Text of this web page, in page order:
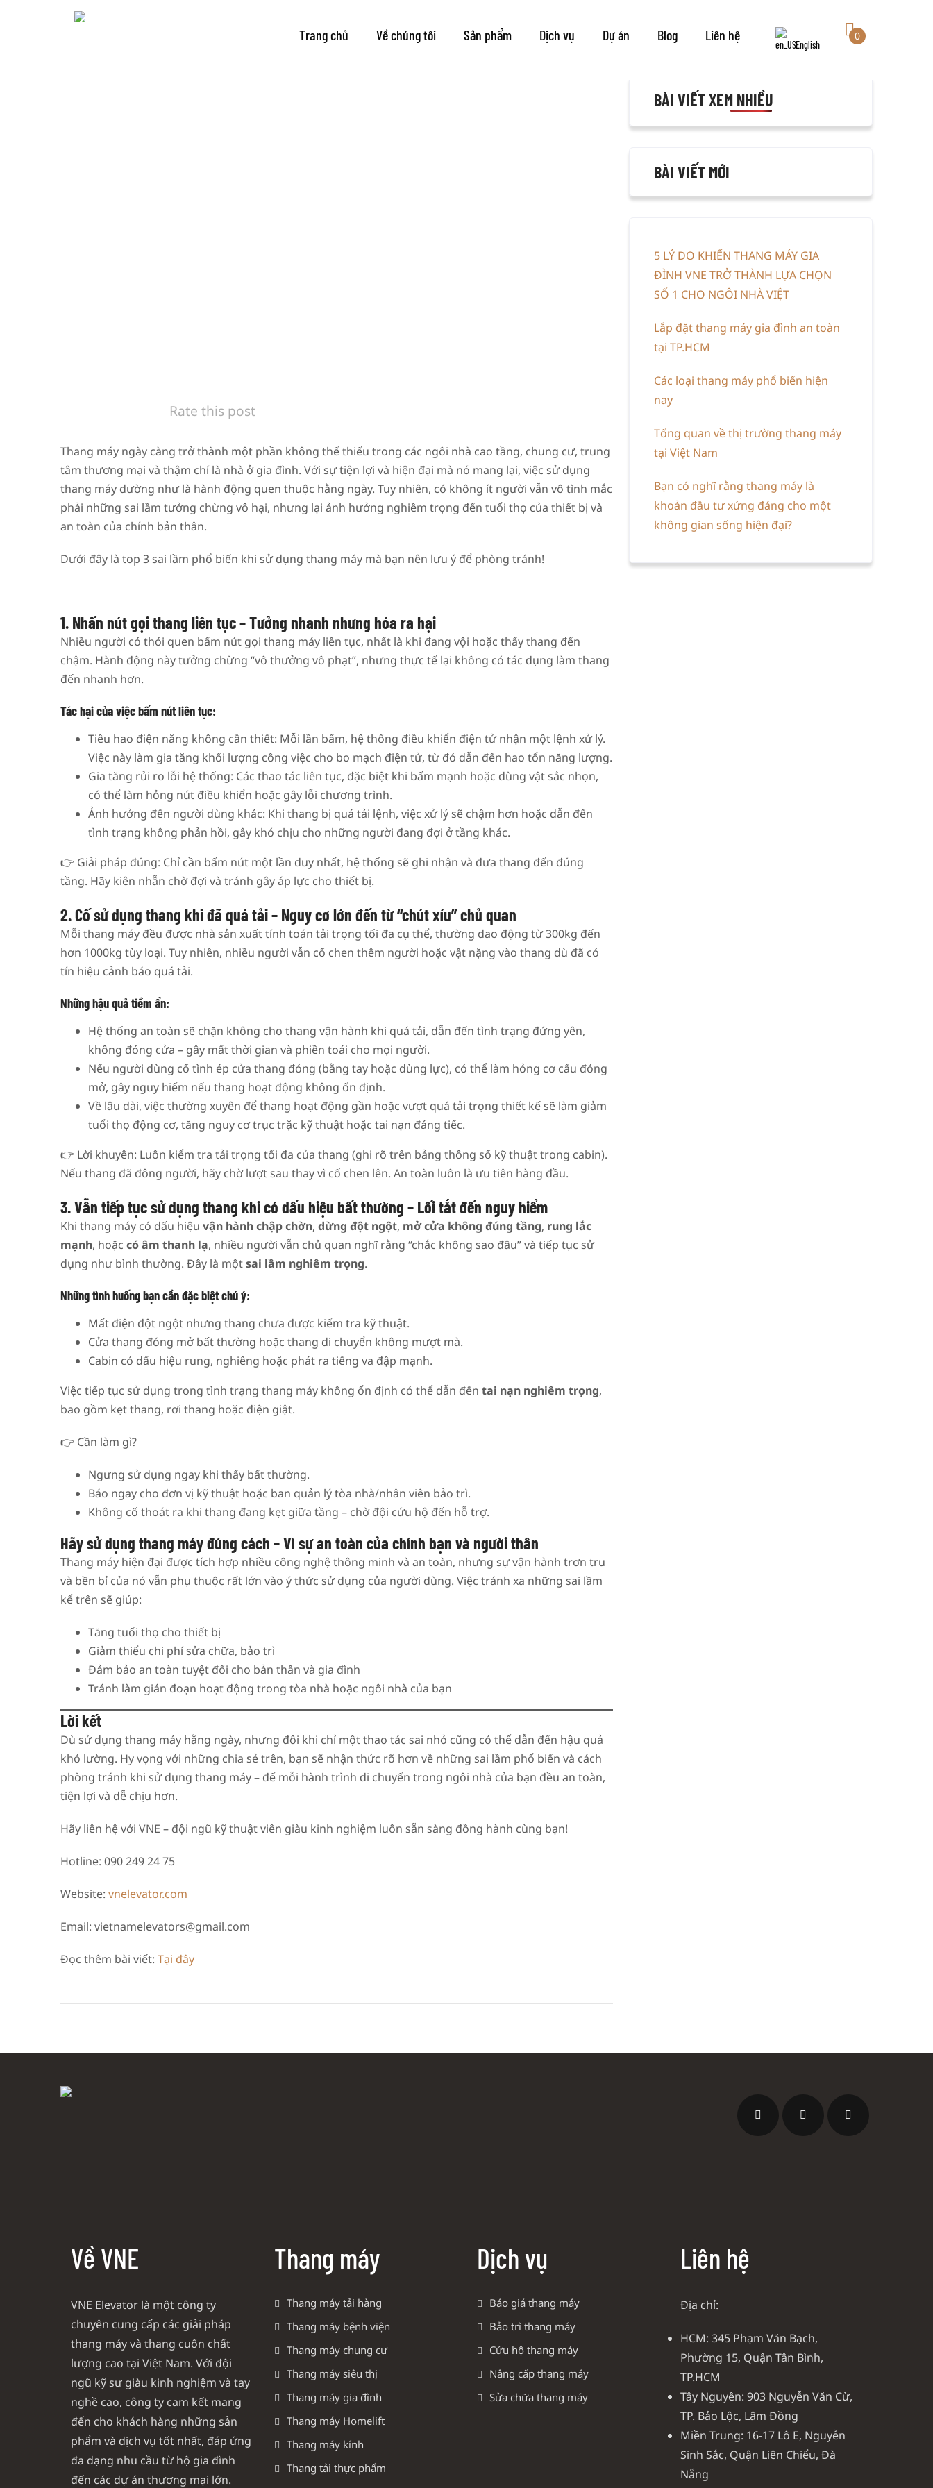
0
Trang chủ Về chúng tôi Sản phẩm Dịch vụ Dự án Blog Liên hệ
English
Rate this post
Thang máy ngày càng trở thành một phần không thể thiếu trong các ngôi nhà cao tầng, chung cư, trung
tâm thương mại và thậm chí là nhà ở gia đình. Với sự tiện lợi và hiện đại mà nó mang lại, việc sử dụng
thang máy dường như là hành động quen thuộc hằng ngày. Tuy nhiên, có không ít người vẫn vô tình mắc
phải những sai lầm tưởng chừng vô hại, nhưng lại ảnh hưởng nghiêm trọng đến tuổi thọ của thiết bị và
an toàn của chính bản thân.
Dưới đây là top 3 sai lầm phổ biến khi sử dụng thang máy mà bạn nên lưu ý để phòng tránh!
1. Nhấn nút gọi thang liên tục – Tưởng nhanh nhưng hóa ra hại
Nhiều người có thói quen bấm nút gọi thang máy liên tục, nhất là khi đang vội hoặc thấy thang đến
chậm. Hành động này tưởng chừng “vô thưởng vô phạt”, nhưng thực tế lại không có tác dụng làm thang
đến nhanh hơn.
Tác hại của việc bấm nút liên tục:
Tiêu hao điện năng không cần thiết: Mỗi lần bấm, hệ thống điều khiển điện tử nhận một lệnh xử lý.
Việc này làm gia tăng khối lượng công việc cho bo mạch điện tử, từ đó dẫn đến hao tổn năng lượng.
Gia tăng rủi ro lỗi hệ thống: Các thao tác liên tục, đặc biệt khi bấm mạnh hoặc dùng vật sắc nhọn,
có thể làm hỏng nút điều khiển hoặc gây lỗi chương trình.
Ảnh hưởng đến người dùng khác: Khi thang bị quá tải lệnh, việc xử lý sẽ chậm hơn hoặc dẫn đến
tình trạng không phản hồi, gây khó chịu cho những người đang đợi ở tầng khác.
👉 Giải pháp đúng: Chỉ cần bấm nút một lần duy nhất, hệ thống sẽ ghi nhận và đưa thang đến đúng
tầng. Hãy kiên nhẫn chờ đợi và tránh gây áp lực cho thiết bị.
2. Cố sử dụng thang khi đã quá tải – Nguy cơ lớn đến từ “chút xíu” chủ quan
Mỗi thang máy đều được nhà sản xuất tính toán tải trọng tối đa cụ thể, thường dao động từ 300kg đến
hơn 1000kg tùy loại. Tuy nhiên, nhiều người vẫn cố chen thêm người hoặc vật nặng vào thang dù đã có
tín hiệu cảnh báo quá tải.
Những hậu quả tiềm ẩn:
Hệ thống an toàn sẽ chặn không cho thang vận hành khi quá tải, dẫn đến tình trạng đứng yên,
không đóng cửa – gây mất thời gian và phiền toái cho mọi người.
Nếu người dùng cố tình ép cửa thang đóng (bằng tay hoặc dùng lực), có thể làm hỏng cơ cấu đóng
mở, gây nguy hiểm nếu thang hoạt động không ổn định.
Về lâu dài, việc thường xuyên để thang hoạt động gần hoặc vượt quá tải trọng thiết kế sẽ làm giảm
tuổi thọ động cơ, tăng nguy cơ trục trặc kỹ thuật hoặc tai nạn đáng tiếc.
👉 Lời khuyên: Luôn kiểm tra tải trọng tối đa của thang (ghi rõ trên bảng thông số kỹ thuật trong cabin).
Nếu thang đã đông người, hãy chờ lượt sau thay vì cố chen lên. An toàn luôn là ưu tiên hàng đầu.
3. Vẫn tiếp tục sử dụng thang khi có dấu hiệu bất thường – Lối tắt đến nguy hiểm
Khi thang máy có dấu hiệu vận hành chập chờn, dừng đột ngột, mở cửa không đúng tầng, rung lắc
mạnh, hoặc có âm thanh lạ, nhiều người vẫn chủ quan nghĩ rằng “chắc không sao đâu” và tiếp tục sử
dụng như bình thường. Đây là mộtsai lầm nghiêm trọng.
Những tình huống bạn cần đặc biệt chú ý:
Mất điện đột ngột nhưng thang chưa được kiểm tra kỹ thuật.
Cửa thang đóng mở bất thường hoặc thang di chuyển không mượt mà.
Cabin có dấu hiệu rung, nghiêng hoặc phát ra tiếng va đập mạnh.
Việc tiếp tục sử dụng trong tình trạng thang máy không ổn định có thể dẫn đến tai nạn nghiêm trọng,
bao gồm kẹt thang, rơi thang hoặc điện giật.
👉 Cần làm gì?
Ngưng sử dụng ngay khi thấy bất thường.
Báo ngay cho đơn vị kỹ thuật hoặc ban quản lý tòa nhà/nhân viên bảo trì.
Không cố thoát ra khi thang đang kẹt giữa tầng – chờ đội cứu hộ đến hỗ trợ.
Hãy sử dụng thang máy đúng cách – Vì sự an toàn của chính bạn và người thân
Thang máy hiện đại được tích hợp nhiều công nghệ thông minh và an toàn, nhưng sự vận hành trơn tru
và bền bỉ của nó vẫn phụ thuộc rất lớn vào ý thức sử dụng của người dùng. Việc tránh xa những sai lầm
kể trên sẽ giúp:
Tăng tuổi thọ cho thiết bị
Giảm thiểu chi phí sửa chữa, bảo trì
Đảm bảo an toàn tuyệt đối cho bản thân và gia đình
Tránh làm gián đoạn hoạt động trong tòa nhà hoặc ngôi nhà của bạn
Lời kết
Dù sử dụng thang máy hằng ngày, nhưng đôi khi chỉ một thao tác sai nhỏ cũng có thể dẫn đến hậu quả
khó lường. Hy vọng với những chia sẻ trên, bạn sẽ nhận thức rõ hơn về những sai lầm phổ biến và cách
phòng tránh khi sử dụng thang máy – để mỗi hành trình di chuyển trong ngôi nhà của bạn đều an toàn,
tiện lợi và dễ chịu hơn.
Hãy liên hệ với VNE – đội ngũ kỹ thuật viên giàu kinh nghiệm luôn sẵn sàng đồng hành cùng bạn!
Hotline: 090 249 24 75
Website: vnelevator.com
Email: vietnamelevators@gmail.com
Đọc thêm bài viết: Tại đây
BÀI VIẾT XEM NHIỀU
BÀI VIẾT MỚI
5 LÝ DO KHIẾN THANG MÁY GIA
ĐÌNH VNE TRỞ THÀNH LỰA CHỌN
SỐ 1 CHO NGÔI NHÀ VIỆT
Lắp đặt thang máy gia đình an toàn
tại TP.HCM
Các loại thang máy phổ biến hiện
nay
Tổng quan về thị trường thang máy
tại Việt Nam
Bạn có nghĩ rằng thang máy là
khoản đầu tư xứng đáng cho một
không gian sống hiện đại?
Về VNE
VNE Elevator là một công ty
chuyên cung cấp các giải pháp
thang máy và thang cuốn chất
lượng cao tại Việt Nam. Với đội
ngũ kỹ sư giàu kinh nghiệm và tay
nghề cao, công ty cam kết mang
đến cho khách hàng những sản
phẩm và dịch vụ tốt nhất, đáp ứng
đa dạng nhu cầu từ hộ gia đình
đến các dự án thương mại lớn.
Thang máy
Thang máy tải hàng
Thang máy bệnh viện
Thang máy chung cư
Thang máy siêu thị
Thang máy gia đình
Thang máy Homelift
Thang máy kính
Thang tải thực phẩm
Dịch vụ
Báo giá thang máy
Bảo trì thang máy
Cứu hộ thang máy
Nâng cấp thang máy
Sửa chữa thang máy
Liên hệ
Địa chỉ:
HCM: 345 Phạm Văn Bạch,
Phường 15, Quận Tân Bình,
TP.HCM
Tây Nguyên: 903 Nguyễn Văn Cừ,
TP. Bảo Lộc, Lâm Đồng
Miền Trung: 16-17 Lô E, Nguyễn
Sinh Sắc, Quận Liên Chiểu, Đà
Nẵng